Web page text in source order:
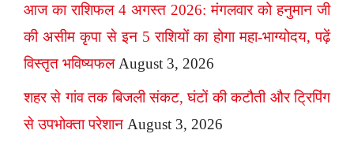
आज का राशिफल 4 अगस्त 2026: मंगलवार को हनुमान जी
की असीम कृपा से इन 5 राशियों का होगा महा-भाग्योदय, पढ़ें
विस्तृत भविष्यफल August 3, 2026
शहर से गांव तक बिजली संकट, घंटों की कटौती और ट्रिपिंग
से उपभोक्ता परेशान August 3, 2026